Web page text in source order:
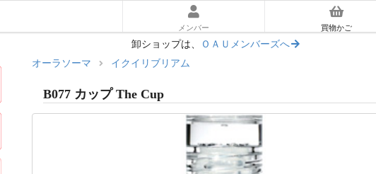
メンバー 買物かご
卸ショップは、 ＯＡＵメンバーズへ
やさしいオーラソーマ入門ガイド
色を選んだあとに読む｜使い方ガイド
オーラソーマ体験キット
オーラソーマ イクイリブリアム
B077 カップ The Cup